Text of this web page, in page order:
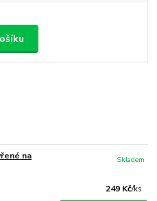
na
249 Kč/ks
Skladem